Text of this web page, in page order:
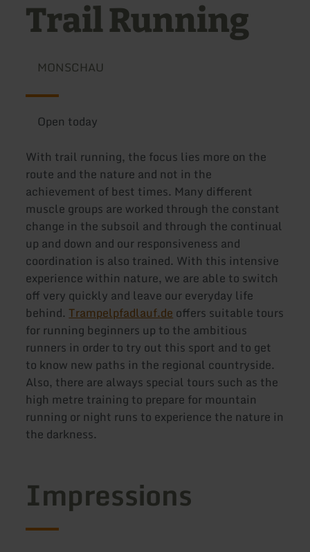
Trail Running
MONSCHAU
Open today
With trail running, the focus lies more on the
route and the nature and not in the
achievement of best times. Many different
muscle groups are worked through the constant
change in the subsoil and through the continual
up and down and our responsiveness and
coordination is also trained. With this intensive
experience within nature, we are able to switch
off very quickly and leave our everyday life
behind.Trampelpfadlauf.deoffers suitable tours
for running beginners up to the ambitious
runners in order to try out this sport and to get
to know new paths in the regional countryside.
Also, there are always special tours such as the
high metre training to prepare for mountain
running or night runs to experience the nature in
the darkness.
Impressions